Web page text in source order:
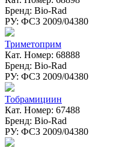
Бренд: Bio-Rad
РУ: ФСЗ 2009/04380
Триметоприм
Кат. Номер: 68888
Бренд: Bio-Rad
РУ: ФСЗ 2009/04380
Тобрамициин
Кат. Номер: 67488
Бренд: Bio-Rad
РУ: ФСЗ 2009/04380